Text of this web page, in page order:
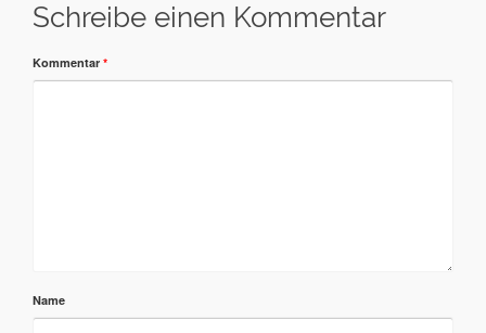
Schreibe einen Kommentar
Kommentar *
Name